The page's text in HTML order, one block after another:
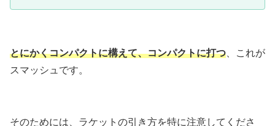
とにかくコンパクトに構えて、コンパクトに打つ 、これが
スマッシュです。
そのためには、ラケットの引き方を特に注意してくださ